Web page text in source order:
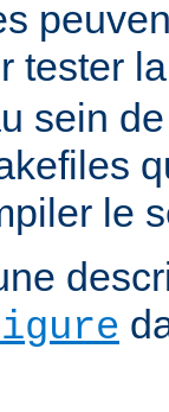
tester
sein
le